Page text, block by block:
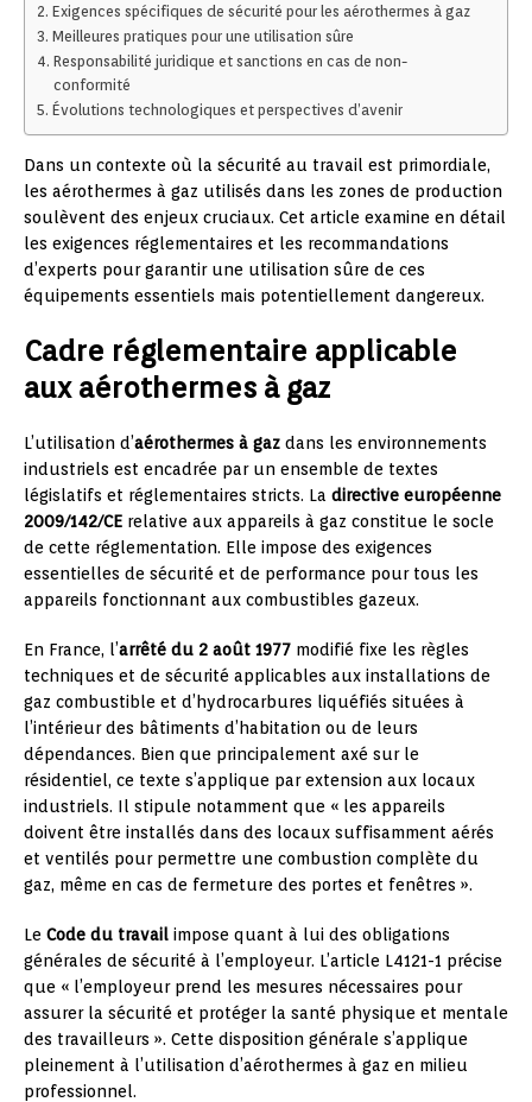
Exigences spécifiques de sécurité pour les aérothermes à gaz
Meilleures pratiques pour une utilisation sûre
Responsabilité juridique et sanctions en cas de non-
conformité
Évolutions technologiques et perspectives d’avenir
Dans un contexte où la sécurité au travail est primordiale,
les aérothermes à gaz utilisés dans les zones de production
soulèvent des enjeux cruciaux. Cet article examine en détail
les exigences réglementaires et les recommandations
d’experts pour garantir une utilisation sûre de ces
équipements essentiels mais potentiellement dangereux.
Cadre réglementaire applicable
aux aérothermes à gaz
L’utilisation d’aérothermes à gaz dans les environnements
industriels est encadrée par un ensemble de textes
législatifs et réglementaires stricts. La directive européenne
2009/142/CE relative aux appareils à gaz constitue le socle
de cette réglementation. Elle impose des exigences
essentielles de sécurité et de performance pour tous les
appareils fonctionnant aux combustibles gazeux.
En France, l’arrêté du 2 août 1977 modifié fixe les règles
techniques et de sécurité applicables aux installations de
gaz combustible et d’hydrocarbures liquéfiés situées à
l’intérieur des bâtiments d’habitation ou de leurs
dépendances. Bien que principalement axé sur le
résidentiel, ce texte s’applique par extension aux locaux
industriels. Il stipule notamment que « les appareils
doivent être installés dans des locaux suffisamment aérés
et ventilés pour permettre une combustion complète du
gaz, même en cas de fermeture des portes et fenêtres ».
Le Code du travail impose quant à lui des obligations
générales de sécurité à l’employeur. L’article L4121-1 précise
que « l’employeur prend les mesures nécessaires pour
assurer la sécurité et protéger la santé physique et mentale
des travailleurs ». Cette disposition générale s’applique
pleinement à l’utilisation d’aérothermes à gaz en milieu
professionnel.